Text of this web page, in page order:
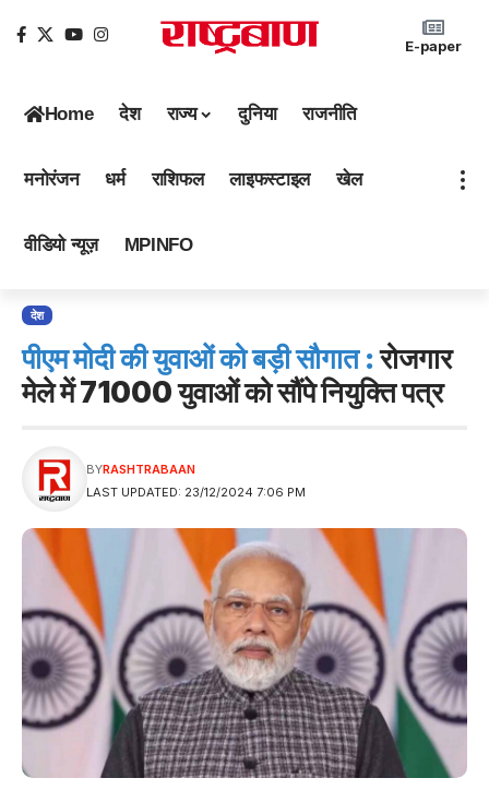
E-paper
Home देश राज्य दुनिया राजनीति
मनोरंजन धर्म राशिफल लाइफस्टाइल खेल
वीडियो न्यूज़ MPINFO
देश
पीएम मोदी की युवाओं को बड़ी सौगात :रोजगार
मेले में 71000 युवाओं को सौंपे नियुक्ति पत्र
LAST UPDATED: 23/12/2024 7:06 PM
BYRASHTRABAAN